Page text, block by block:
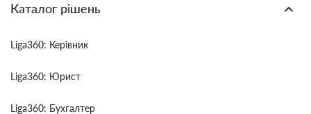
Каталог рішень
Liga360: Керівник
Liga360: Юрист
Liga360: Бухгалтер